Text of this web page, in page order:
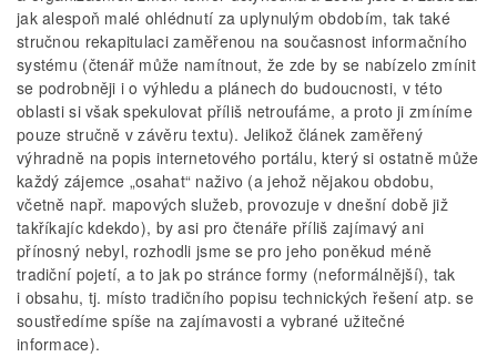
jak alespoň malé ohlédnutí za uplynulým obdobím, tak také
stručnou rekapitulaci zaměřenou na současnost informačního
systému (čtenář může namítnout, že zde by se nabízelo zmínit
se podrobněji i o výhledu a plánech do budoucnosti, v této
oblasti si však spekulovat příliš netroufáme, a proto ji zmíníme
pouze stručně v závěru textu). Jelikož článek zaměřený
výhradně na popis internetového portálu, který si ostatně může
každý zájemce „osahat“ naživo (a jehož nějakou obdobu,
včetně např. mapových služeb, provozuje v dnešní době již
takříkajíc kdekdo), by asi pro čtenáře příliš zajímavý ani
přínosný nebyl, rozhodli jsme se pro jeho poněkud méně
tradiční pojetí, a to jak po stránce formy (neformálnější), tak
i obsahu, tj. místo tradičního popisu technických řešení atp. se
soustředíme spíše na zajímavosti a vybrané užitečné
informace).